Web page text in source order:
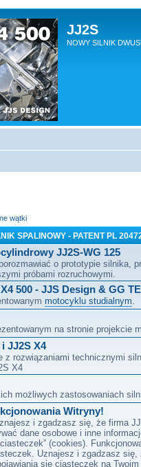
JJ2S
NOWY SILNIK
wątki
SPALINOWY - PATENT PL
JJ2S-WG 125
o prototypie silnika,
próbami rozruchowymi.
500 - JJS Design & GG
motocyklu studialnym
na stronie projekcie
JJ2S X4
z rozwiązaniami technicznymi
X4
możliwych zastosowaniach
Witryny!
i zgadzasz się, że firma
dane osobowe i inne
(cookies).
Uznajesz i zgadzasz się,
się ciasteczek na